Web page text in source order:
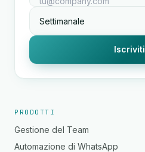
Iscriviti
PRODOTTI
Gestione del Team
Automazione di WhatsApp